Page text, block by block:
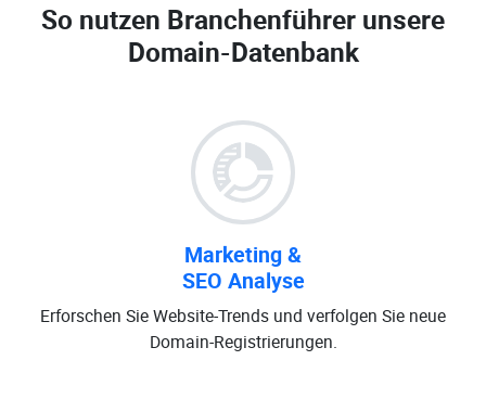
So nutzen Branchenführer unsere
Domain-Datenbank
Marketing &
SEO Analyse
Erforschen Sie Website-Trends und verfolgen Sie neue
Domain-Registrierungen.